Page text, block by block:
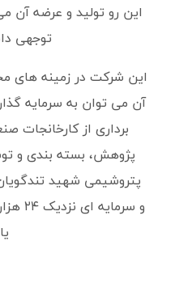
این رو تولید و عرضه آن
توجهی
این شرکت در زمینه های
آن می توان به سرمایه
برداری از کارخانجات
پژوهش، بسته بندی و
و